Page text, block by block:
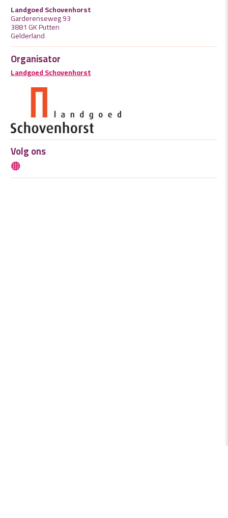
Landgoed Schovenhorst
Garderenseweg 93
3881 GK Putten
Gelderland
Organisator
Landgoed Schovenhorst
Volg ons